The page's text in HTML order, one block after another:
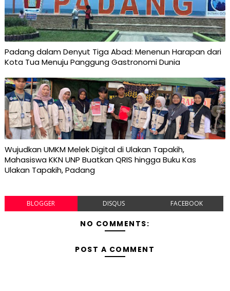
Padang dalam Denyut Tiga Abad: Menenun Harapan dari
Kota Tua Menuju Panggung Gastronomi Dunia
Wujudkan UMKM Melek Digital di Ulakan Tapakih,
Mahasiswa KKN UNP Buatkan QRIS hingga Buku Kas
Ulakan Tapakih, Padang
BLOGGER DISQUS FACEBOOK
NO COMMENTS:
POST A COMMENT